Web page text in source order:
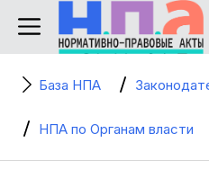
База НПА
НПА по Органам власти